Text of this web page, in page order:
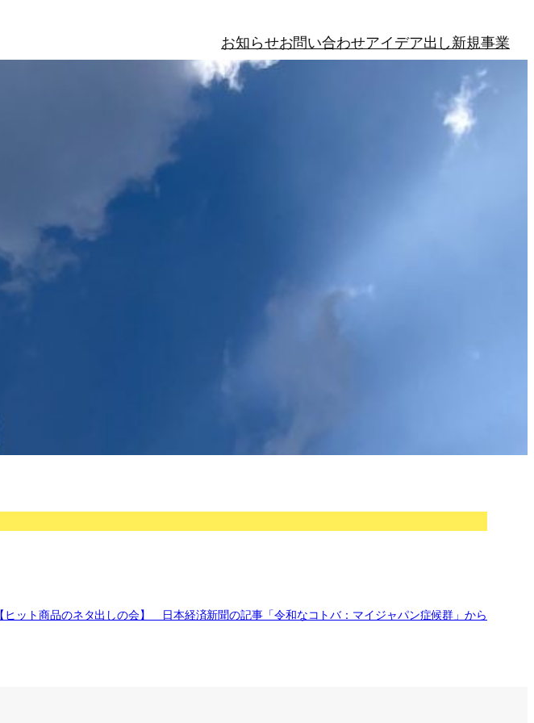
お知らせお問い合わせアイデア出し新規事業
【ヒット商品のネタ出しの会】 日本経済新聞の記事「令和なコトバ：マイジャパン症候群」から